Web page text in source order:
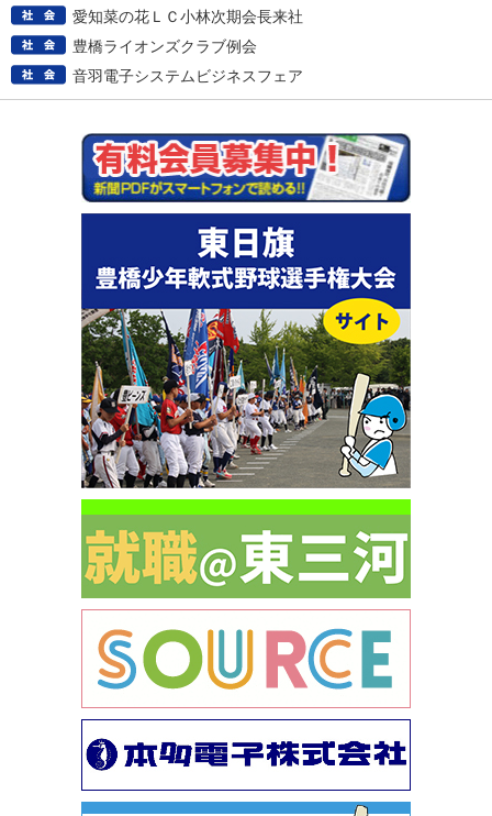
愛知菜の花ＬＣ小林次期会長来社
豊橋ライオンズクラブ例会
音羽電子システムビジネスフェア